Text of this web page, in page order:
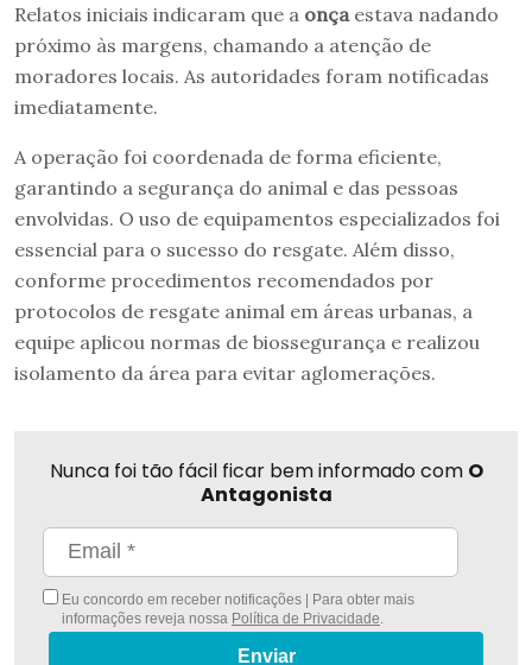
Relatos iniciais indicaram que a onça estava nadando
próximo às margens, chamando a atenção de
moradores locais. As autoridades foram notificadas
imediatamente.
A operação foi coordenada de forma eficiente,
garantindo a segurança do animal e das pessoas
envolvidas. O uso de equipamentos especializados foi
essencial para o sucesso do resgate. Além disso,
conforme procedimentos recomendados por
protocolos de resgate animal em áreas urbanas, a
equipe aplicou normas de biossegurança e realizou
isolamento da área para evitar aglomerações.
Nunca foi tão fácil ficar bem informado com O
Antagonista
Eu concordo em receber notificações | Para obter mais
informações reveja nossa Política de Privacidade
Enviar